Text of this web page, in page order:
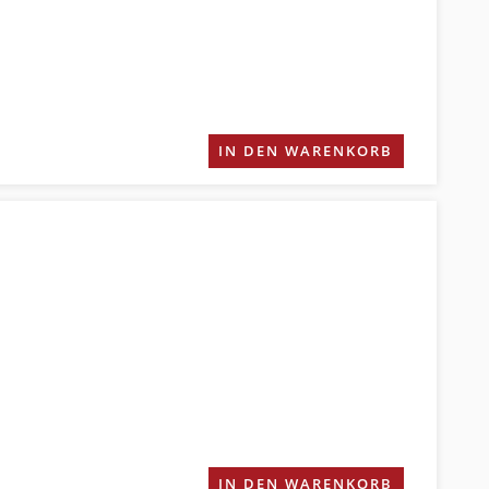
IN DEN WARENKORB
IN DEN WARENKORB